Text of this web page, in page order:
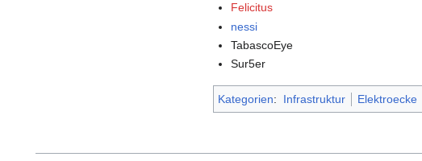
Felicitus
nessi
TabascoEye
Sur5er
Kategorien: Infrastruktur Elektroecke